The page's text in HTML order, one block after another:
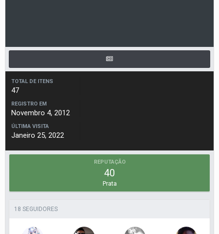
TOTAL DE ITENS
47
REGISTRO EM
Novembro 4, 2012
ÚLTIMA VISITA
Janeiro 25, 2022
REPUTAÇÃO
40
Prata
18 SEGUIDORES